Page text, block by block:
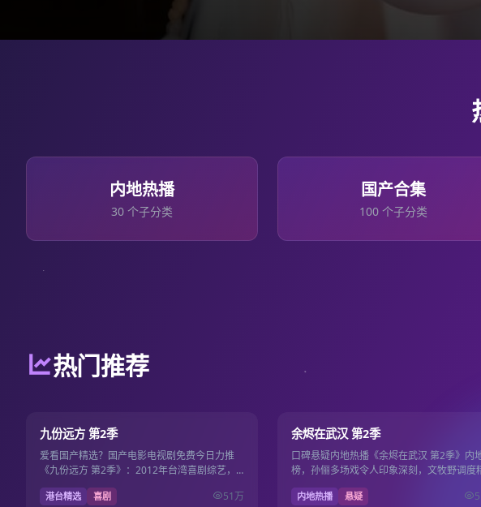
内地热播
30 个子分类
国产合集
100 个子分类
热门推荐
8.1
九份远方 第2季
爱看国产精选？国产电影电视剧免费今日力推
《九份远方 第2季》：2012年台湾喜剧综艺，
时长更新至第2期·每期约40分钟。导演林书宇，
主演林依晨、…
港台精选 喜剧 51万
8.9
余烬在武汉 第2季
口碑悬疑内地热播《余烬在武汉 第2季》内
榜，孙俪多场戏令人印象深刻，文牧野调度
准，2012年2月21日上线国产电影电视剧免
费。
内地热播 悬疑